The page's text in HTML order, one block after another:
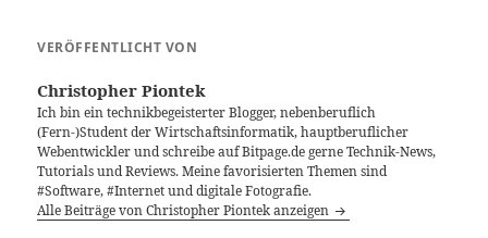
VERÖFFENTLICHT VON
Christopher Piontek
Ich bin ein technikbegeisterter Blogger, nebenberuflich
(Fern-)Student der Wirtschaftsinformatik, hauptberuflicher
Webentwickler und schreibe auf Bitpage.de gerne Technik-News,
Tutorials und Reviews. Meine favorisierten Themen sind
#Software, #Internet und digitale Fotografie.
Alle Beiträge von Christopher Piontek anzeigen